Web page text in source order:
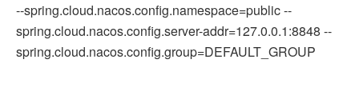
--spring.cloud.nacos.config.namespace=public --
spring.cloud.nacos.config.server-addr=127.0.0.1:8848 --
spring.cloud.nacos.config.group=DEFAULT_GROUP